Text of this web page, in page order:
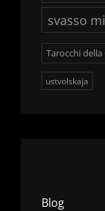
svasso
Tarocchi della
ustvolskaja
Blog